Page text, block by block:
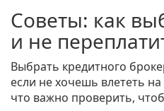
Советы: как
и не
Выбрать кредитного
если не хочешь влететь
что важно проверить,